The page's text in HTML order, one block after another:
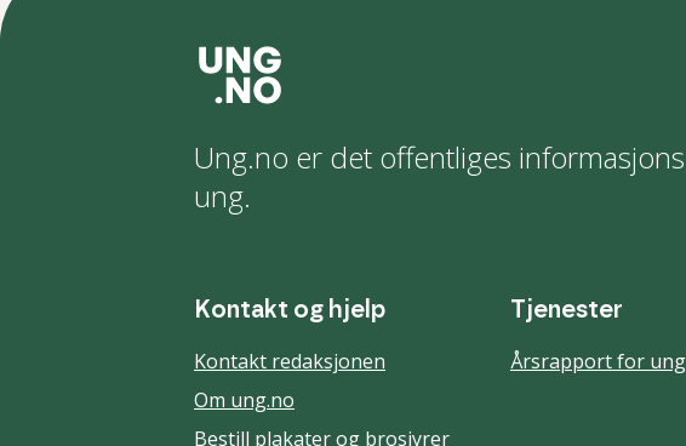
Ung.no er det offentliges
ung.
Kontakt og hjelp
Kontakt redaksjonen
Om ung.no
Bestill plakater og brosjyrer
Tjenester
Årsrapport for